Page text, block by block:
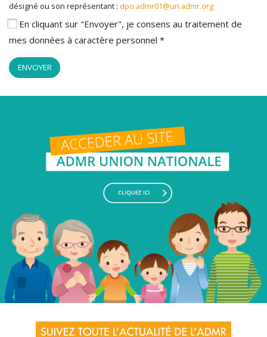
désigné ou son représentant : dpo.admr01@un.admr.org
En cliquant sur "Envoyer", je consens au traitement de
mes données à caractère personnel *